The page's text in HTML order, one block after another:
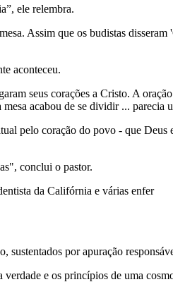
ele relembra.
Assim que os budistas
aconteceu.
seus corações a Cristo. A
acabou de se dividir ... parecia
pelo coração do povo - que
conclui o pastor.
da Califórnia e várias enfer
por apuração
e os princípios de uma